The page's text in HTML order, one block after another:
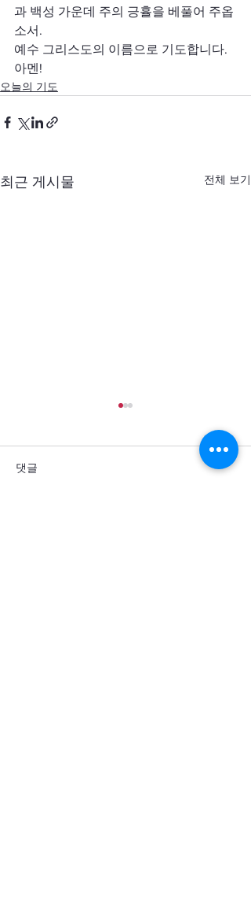
과 백성 가운데 주의 긍휼을 베풀어 주옵
소서.
예수 그리스도의 이름으로 기도합니다.
아멘!
오늘의 기도
최근 게시물 전체 보기
댓글